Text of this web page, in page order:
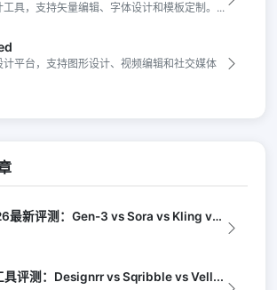
工具，支持矢量编辑、字体设计和模板定制。...
计平台，支持图形设计、视频编辑和社交媒体
AI视频生成2026最新评测：Gen-3 vs Sora vs Kling vs...
具评测：Designrr vs Sqribble vs Vell...